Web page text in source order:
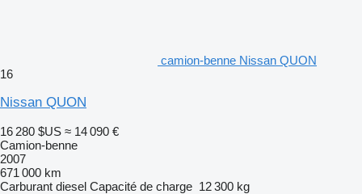
camion-benne Nissan QUON
16
Nissan QUON
16 280 $US ≈ 14 090 €
Camion-benne
2007
671 000 km
Carburant diesel Capacité de charge 12 300 kg